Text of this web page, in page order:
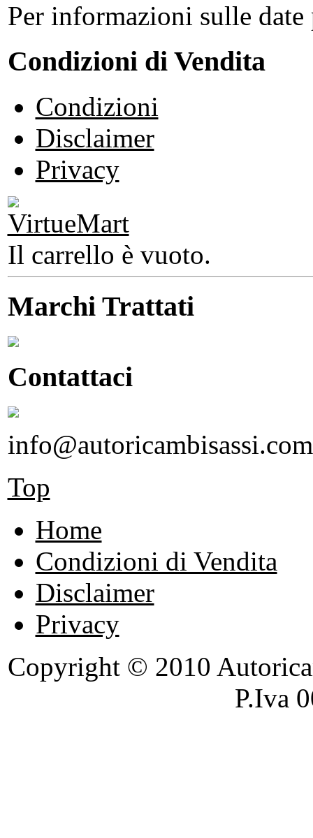
Per informazioni sulle
Condizioni di Vendita
Condizioni
Disclaimer
Privacy
Il carrello è vuoto.
Marchi Trattati
Contattaci
info@autoricambisassi.com
Top
Home
Condizioni di Vendita
Disclaimer
Privacy
Copyright © 2010
P.Iva